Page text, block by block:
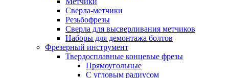
Сверла-метчики
Резьбофрезы
Сверла для высверливания метчиков
Наборы для демонтажа болтов
Фрезерный инструмент
Твердосплавные концевые фрезы
Прямоугольные
С угловым радиусом